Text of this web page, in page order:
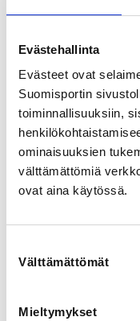
Evästehallinta
Evästeet ovat
Suomisportin
toiminnallisuuksiin,
ominaisuuksien
välttämättömiä
ovat aina käytössä.
valinta
Välttämättömät
Mieltymykset
kertaa. Hinta sisältää
ohjauksen. Tämän
kiipeilyseuran
KAIKKI TIEDOTUS JA
TAPAHTUU
REGISTRATION PERIOD
LOCATION